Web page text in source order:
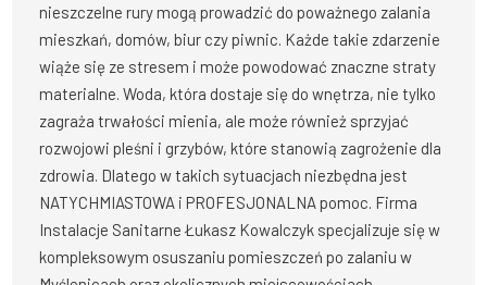
nieszczelne rury mogą prowadzić do poważnego zalania
mieszkań, domów, biur czy piwnic. Każde takie zdarzenie
wiąże się ze stresem i może powodować znaczne straty
materialne. Woda, która dostaje się do wnętrza, nie tylko
zagraża trwałości mienia, ale może również sprzyjać
rozwojowi pleśni i grzybów, które stanowią zagrożenie dla
zdrowia. Dlatego w takich sytuacjach niezbędna jest
NATYCHMIASTOWA i PROFESJONALNA pomoc. Firma
Instalacje Sanitarne Łukasz Kowalczyk specjalizuje się w
kompleksowym osuszaniu pomieszczeń po zalaniu w